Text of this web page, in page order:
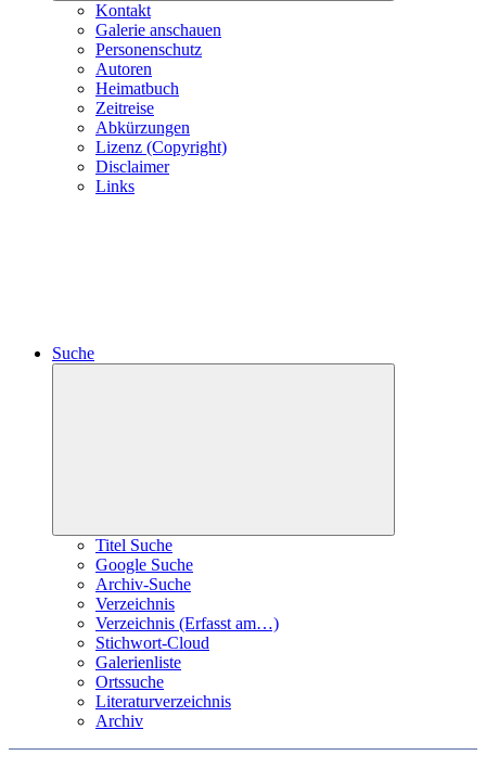
Kontakt
Galerie anschauen
Personenschutz
Autoren
Heimatbuch
Zeitreise
Abkürzungen
Lizenz (Copyright)
Disclaimer
Links
Suche
Titel Suche
Google Suche
Archiv-Suche
Verzeichnis
Verzeichnis (Erfasst am…)
Stichwort-Cloud
Galerienliste
Ortssuche
Literaturverzeichnis
Archiv